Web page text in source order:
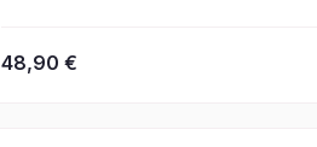
48,90 €